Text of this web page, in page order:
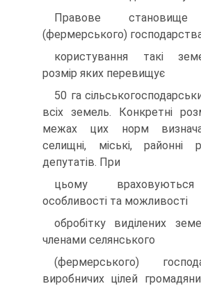
Правове становище
(фермерського)
користування такi
розмiр яких перевищує
50 га
всiх земель. Конкретнi
межах цих норм
селищнi, мiськi, районнi
депутатiв. При
цьому
особливостi та можливостi
обробiтку видiлених
членами селянського
(фермерського)
виробничих цiлей